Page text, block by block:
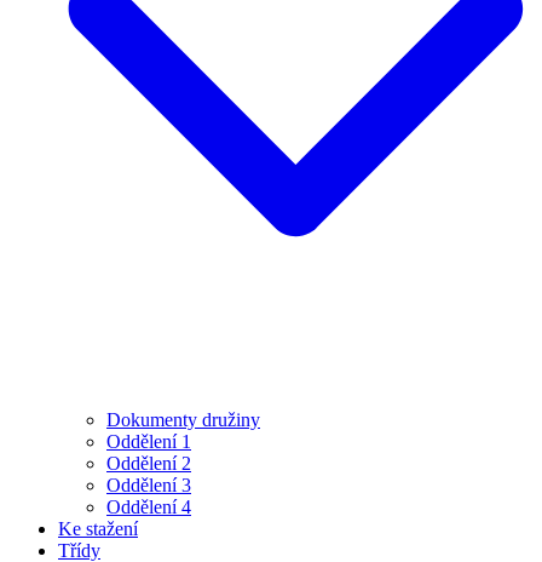
Dokumenty družiny
Oddělení 1
Oddělení 2
Oddělení 3
Oddělení 4
Ke stažení
Třídy